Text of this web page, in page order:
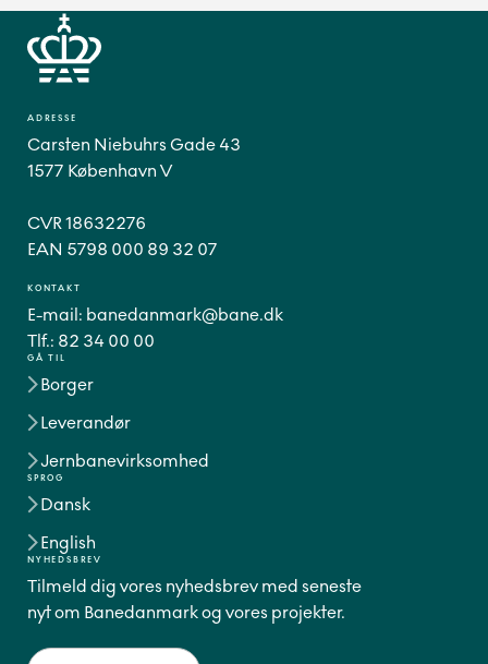
GÅ TIL
Borger
Leverandør
Jernbanevirksomhed
SPROG
Dansk
English
ADRESSE
Carsten Niebuhrs Gade 43
1577 København V
CVR 18632276
EAN 5798 000 89 32 07
KONTAKT
E-mail: banedanmark@bane.dk
Tlf.: 82 34 00 00
NYHEDSBREV
Tilmeld dig vores nyhedsbrev med seneste
nyt om Banedanmark og vores projekter.